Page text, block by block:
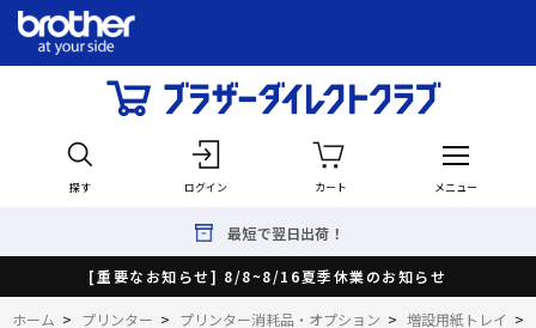
探す ログイン カート メニュー
最短で翌日出荷！
[重要なお知らせ] 8/8~8/16夏季休業のお知らせ
ホーム > プリンター > プリンター消耗品・オプション > 増設用紙トレイ >